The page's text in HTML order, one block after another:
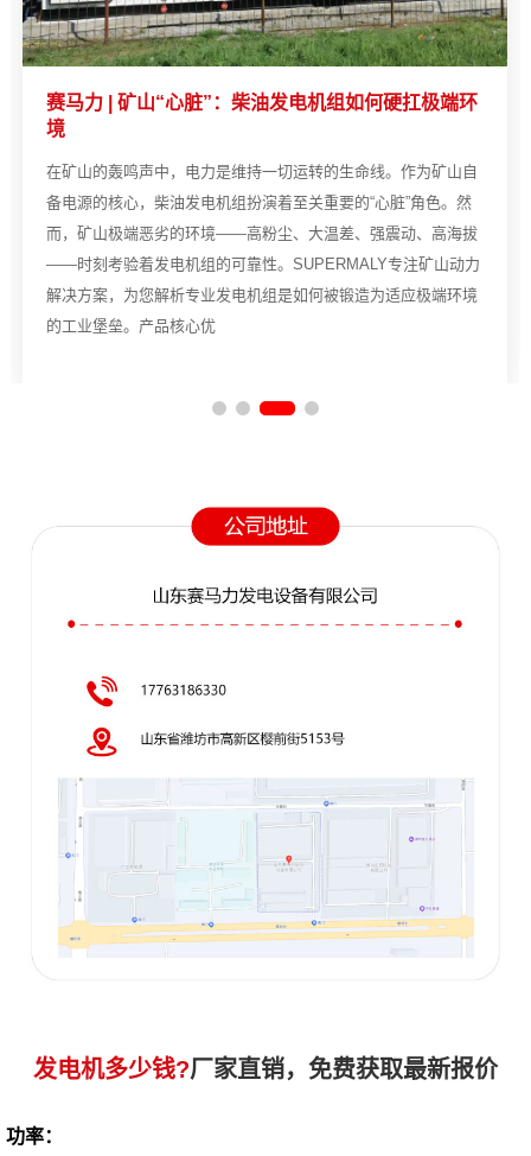
赛马力 | 矿山“心脏”：柴油发电机组如何硬扛极端环
境
在矿山的轰鸣声中，电力是维持一切运转的生命线。作为矿山自
备电源的核心，柴油发电机组扮演着至关重要的“心脏”角色。然
而，矿山极端恶劣的环境——高粉尘、大温差、强震动、高海拔
——时刻考验着发电机组的可靠性。SUPERMALY专注矿山动力
解决方案，为您解析专业发电机组是如何被锻造为适应极端环境
的工业堡垒。产品核心优
发电机多少钱?厂家直销，免费获取最新报价
功率：